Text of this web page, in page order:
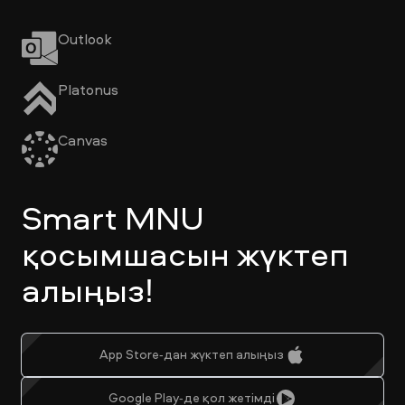
Outlook
Platonus
Canvas
Smart MNU
қосымшасын жүктеп
алыңыз!
App Store-дан жүктеп алыңыз
Google Play-де қол жетімді